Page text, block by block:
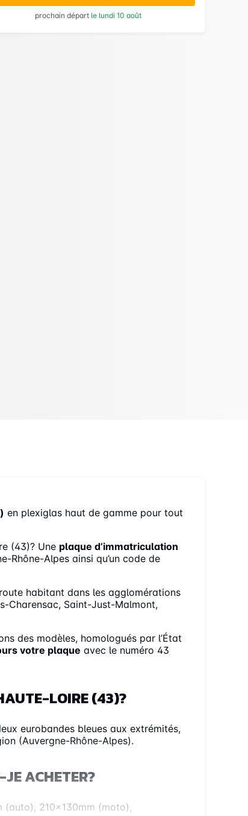
prochain départ le lundi 10 août
en plexiglas haut de gamme pour tout
(43)? Une plaque d’immatriculation
Alpes ainsi qu’un code de
habitant dans les agglomérations
Charensac, Saint-Just-Malmont,
des modèles, homologués par l’État
votre plaque avec le numéro 43
LOIRE (43)?
eurobandes bleues aux extrémités,
(Auvergne-Rhône-Alpes).
ACHETER?
(auto), 210x130mm (moto),